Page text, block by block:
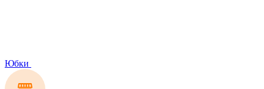
Юбки